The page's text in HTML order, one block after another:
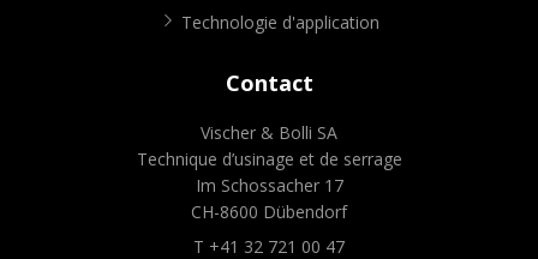
Technologie d'application
Contact
Vischer & Bolli SA
Technique d’usinage et de serrage
Im Schossacher 17
CH-8600 Dübendorf
T +41 32 721 00 47